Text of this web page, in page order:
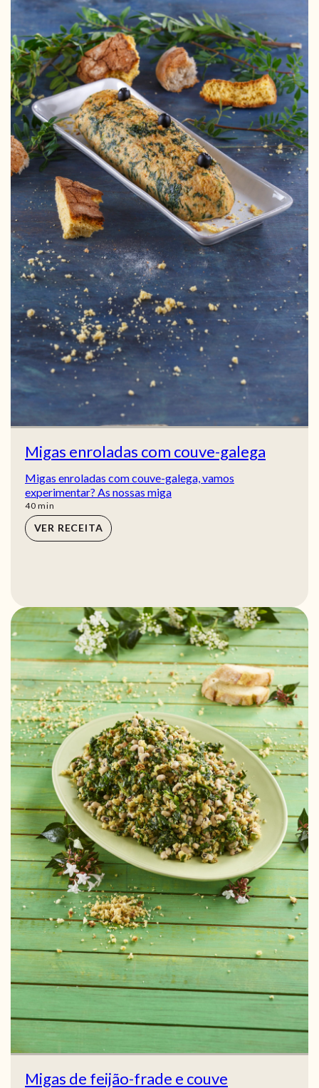
Migas enroladas com couve-galega
Migas enroladas com couve-galega, vamos
experimentar? As nossas miga
40min
min
VER RECEITA
Migas de feijão-frade e couve